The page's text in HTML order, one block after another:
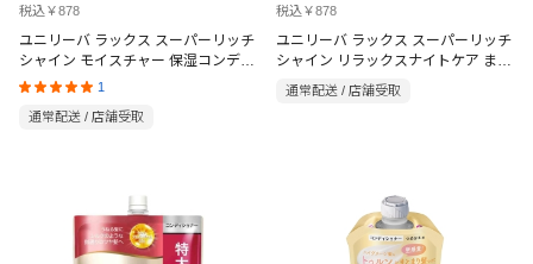
税込￥878
ユニリーバ ラックス スーパーリッチ
シャイン モイスチャー 保湿コンディ
ショナー 詰替 840g
1
通常配送 / 店舗受取
税込￥878
ユニリーバ ラックス スーパーリッチ
シャイン リラックスナイトケア まと
まりコンディショナー 詰替 840g
通常配送 / 店舗受取